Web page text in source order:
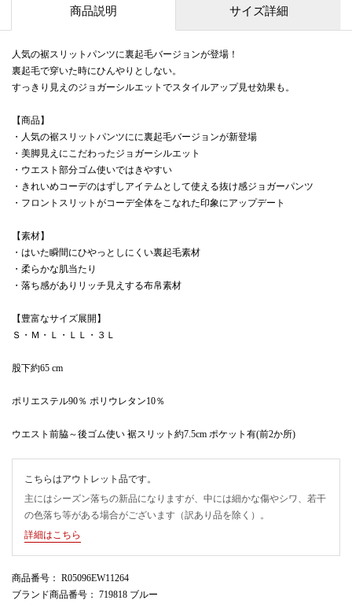
商品説明 サイズ詳細
人気の裾スリットパンツに裏起毛バージョンが登場！
裏起毛で穿いた時にひんやりとしない。
すっきり見えのジョガーシルエットでスタイルアップ見せ効果も。
【商品】
・人気の裾スリットパンツにに裏起毛バージョンが新登場
・美脚見えにこだわったジョガーシルエット
・ウエスト部分ゴム使いではきやすい
・きれいめコーデのはずしアイテムとして使える抜け感ジョガーパンツ
・フロントスリットがコーデ全体をこなれた印象にアップデート
【素材】
・はいた瞬間にひやっとしにくい裏起毛素材
・柔らかな肌当たり
・落ち感がありリッチ見えする布帛素材
【豊富なサイズ展開】
Ｓ・Ｍ・Ｌ・ＬＬ・３Ｌ
股下約65 cm
ポリエステル90％ ポリウレタン10％
ウエスト前脇～後ゴム使い 裾スリット約7.5cm ポケット有(前2か所)
こちらはアウトレット品です。
主にはシーズン落ちの新品になりますが、中には細かな傷やシワ、若干
の色落ち等がある場合がございます（訳あり品を除く）。
詳細はこちら
商品番号 ： R05096EW11264
ブランド商品番号 ： 719818 ブルー